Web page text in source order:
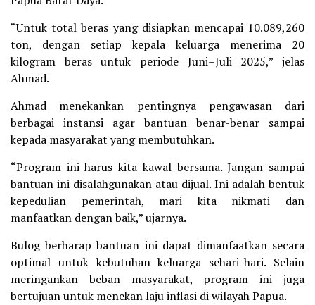
“Untuk total beras yang disiapkan mencapai 10.089,260
ton, dengan setiap kepala keluarga menerima 20
kilogram beras untuk periode Juni–Juli 2025,” jelas
Ahmad.
Ahmad menekankan pentingnya pengawasan dari
berbagai instansi agar bantuan benar-benar sampai
kepada masyarakat yang membutuhkan.
“Program ini harus kita kawal bersama. Jangan sampai
bantuan ini disalahgunakan atau dijual. Ini adalah bentuk
kepedulian pemerintah, mari kita nikmati dan
manfaatkan dengan baik,” ujarnya.
Bulog berharap bantuan ini dapat dimanfaatkan secara
optimal untuk kebutuhan keluarga sehari-hari. Selain
meringankan beban masyarakat, program ini juga
bertujuan untuk menekan laju inflasi di wilayah Papua.